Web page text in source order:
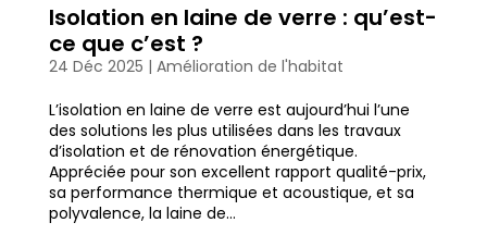
Isolation en laine de verre : qu’est-
ce que c’est ?
24 Déc 2025 | Amélioration de l'habitat
L’isolation en laine de verre est aujourd’hui l’une
des solutions les plus utilisées dans les travaux
d’isolation et de rénovation énergétique.
Appréciée pour son excellent rapport qualité-prix,
sa performance thermique et acoustique, et sa
polyvalence, la laine de...